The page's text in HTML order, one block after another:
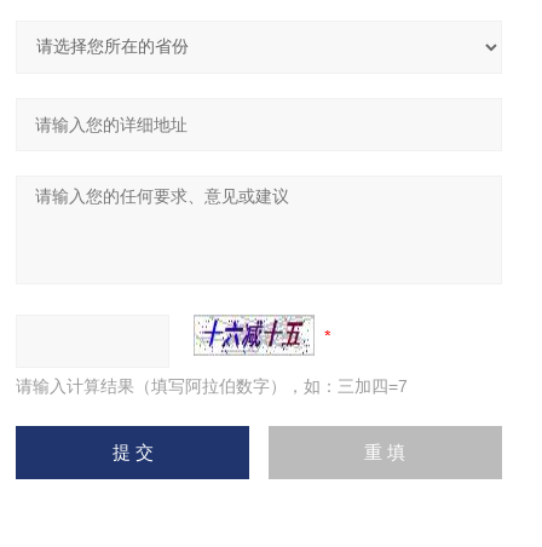
请输入计算结果（填写阿拉伯数字），如：三加四=7